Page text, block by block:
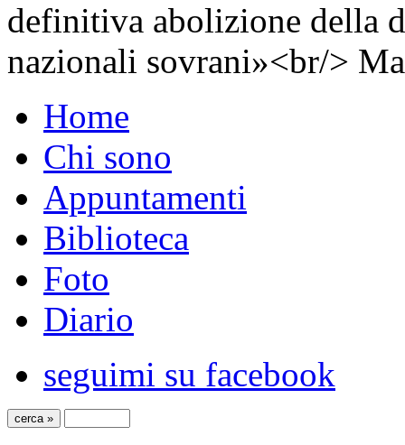
definitiva abolizione della
nazionali sovrani»<br/>
Home
Chi sono
Appuntamenti
Biblioteca
Foto
Diario
seguimi su facebook